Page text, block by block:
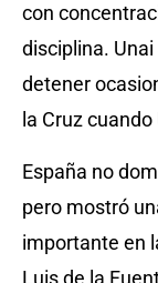
con
disciplina.
detener
la Cruz
España no
pero mostró
importante en
Luis de la